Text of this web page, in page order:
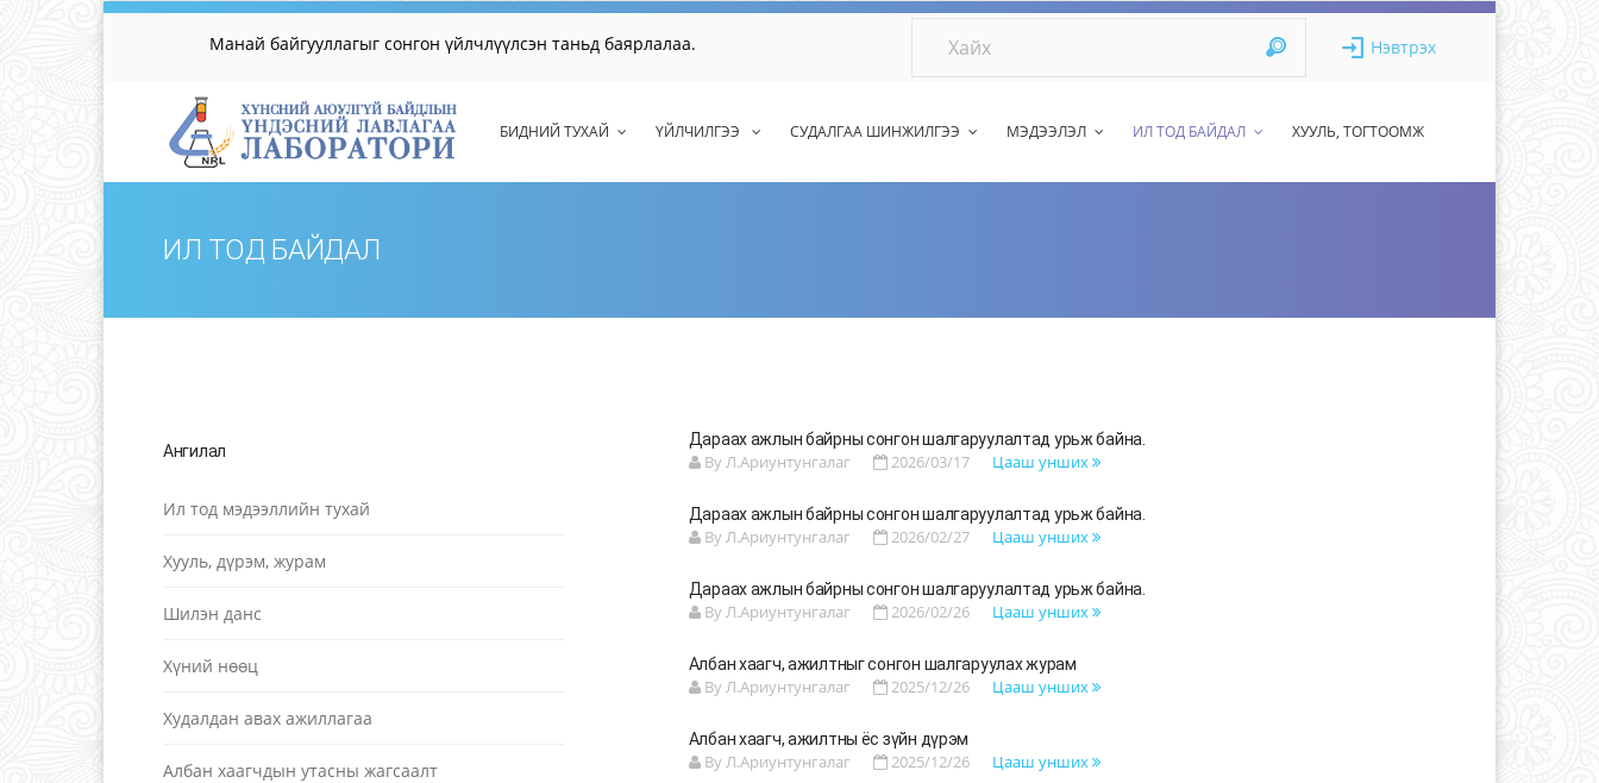
Манай байгууллагыг сонгон үйлчлүүлсэн таньд баярлалаа. Нэвтрэх
БИДНИЙ ТУХАЙ ҮЙЛЧИЛГЭЭ СУДАЛГАА ШИНЖИЛГЭЭ МЭДЭЭЛЭЛ ИЛ ТОД БАЙДАЛ ХУУЛЬ, ТОГТООМЖ
ИЛ ТОД БАЙДАЛ
Ангилал
Ил тод мэдээллийн тухай
Хууль, дүрэм, журам
Шилэн данс
Хүний нөөц
Худалдан авах ажиллагаа
Албан хаагчдын утасны жагсаалт
Дараах ажлын байрны сонгон шалгаруулалтад урьж байна.
By Л.Ариунтунгалаг 2026/03/17 Цааш унших
Дараах ажлын байрны сонгон шалгаруулалтад урьж байна.
By Л.Ариунтунгалаг 2026/02/27 Цааш унших
Дараах ажлын байрны сонгон шалгаруулалтад урьж байна.
By Л.Ариунтунгалаг 2026/02/26 Цааш унших
Албан хаагч, ажилтныг сонгон шалгаруулах журам
By Л.Ариунтунгалаг 2025/12/26 Цааш унших
Албан хаагч, ажилтны ёс зүйн дүрэм
By Л.Ариунтунгалаг 2025/12/26 Цааш унших